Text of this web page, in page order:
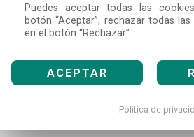
Puedes aceptar todas las
botón “Aceptar”, rechazar todas
en el botón “Rechazar”
ACEPTAR
Política de